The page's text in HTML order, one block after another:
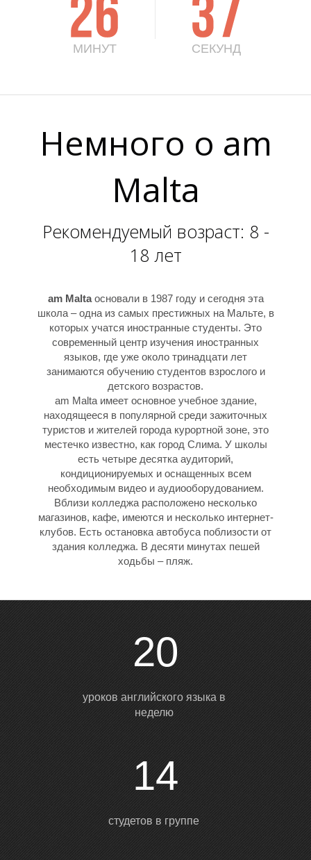
4
8
-
1
МИНУТ СЕКУНД
Немного о am
Malta
Рекомендуемый возраст: 8 -
18 лет
am Maltaосновали в 1987 году и сегодня эта
школа – одна из самых престижных на Мальте, в
которых учатся иностранные студенты. Это
современный центр изучения иностранных
языков, где уже около тринадцати лет
занимаются обучению студентов взрослого и
детского возрастов.
am Malta имеет основное учебное здание,
находящееся в популярной среди зажиточных
туристов и жителей города курортной зоне, это
местечко известно, как город Слима. У школы
есть четыре десятка аудиторий,
кондиционируемых и оснащенных всем
необходимым видео и аудиооборудованием.
Вблизи колледжа расположено несколько
магазинов, кафе, имеются и несколько интернет-
клубов. Есть остановка автобуса поблизости от
здания колледжа. В десяти минутах пешей
ходьбы – пляж.
20
уроков английского языка в
неделю
14
студетов в группе
4
8
-
1